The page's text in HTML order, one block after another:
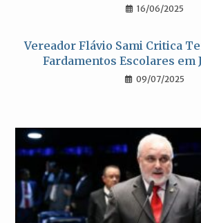
16/06/2025
Vereador Flávio Sami Critica
Fardamentos Escolares em
09/07/2025